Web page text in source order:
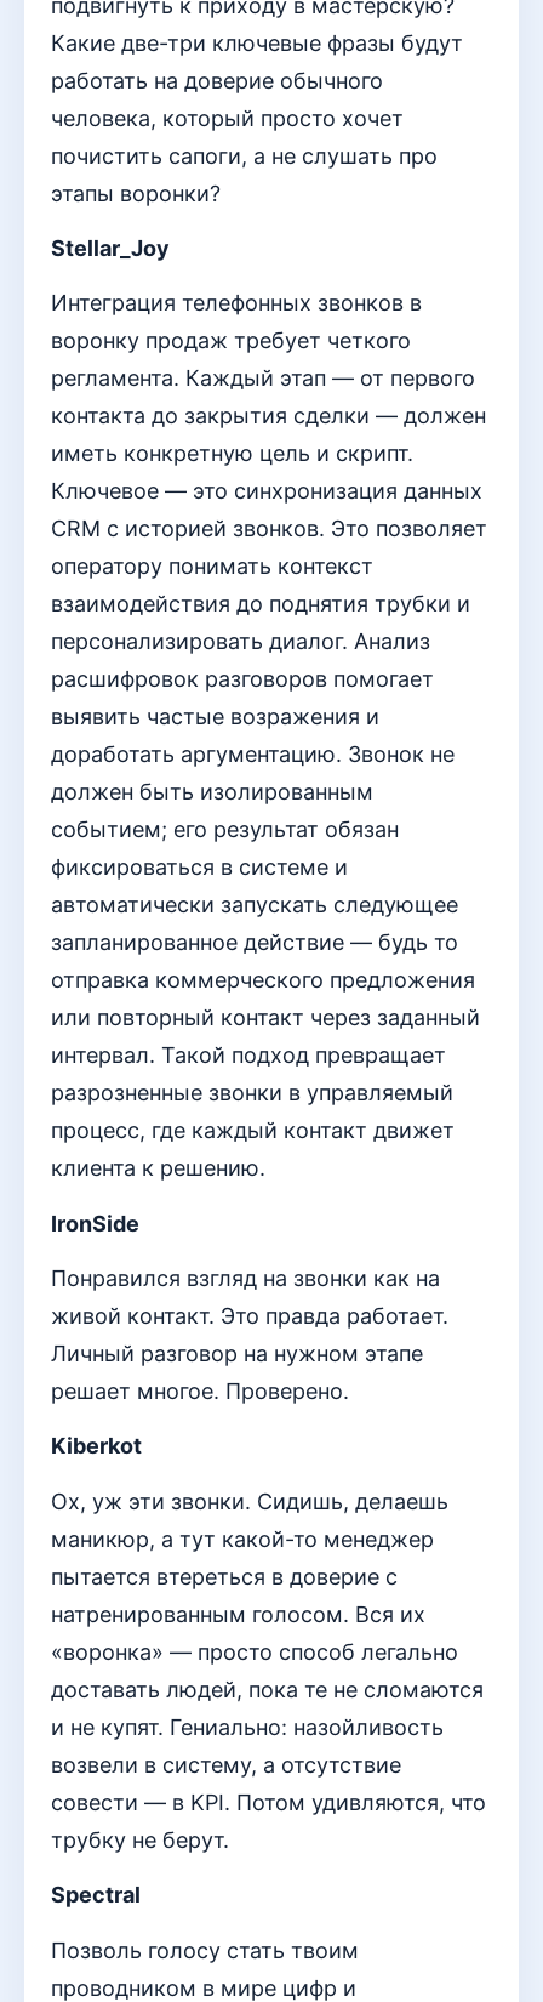
Какие две-три ключевые фразы будут
работать на доверие обычного
человека, который просто хочет
почистить сапоги, а не слушать про
этапы воронки?
Stellar_Joy
Интеграция телефонных звонков в
воронку продаж требует четкого
регламента. Каждый этап — от первого
контакта до закрытия сделки — должен
иметь конкретную цель и скрипт.
Ключевое — это синхронизация данных
CRM с историей звонков. Это позволяет
оператору понимать контекст
взаимодействия до поднятия трубки и
персонализировать диалог. Анализ
расшифровок разговоров помогает
выявить частые возражения и
доработать аргументацию. Звонок не
должен быть изолированным
событием; его результат обязан
фиксироваться в системе и
автоматически запускать следующее
запланированное действие — будь то
отправка коммерческого предложения
или повторный контакт через заданный
интервал. Такой подход превращает
разрозненные звонки в управляемый
процесс, где каждый контакт движет
клиента к решению.
IronSide
Понравился взгляд на звонки как на
живой контакт. Это правда работает.
Личный разговор на нужном этапе
решает многое. Проверено.
Kiberkot
Ох, уж эти звонки. Сидишь, делаешь
маникюр, а тут какой-то менеджер
пытается втереться в доверие с
натренированным голосом. Вся их
«воронка» — просто способ легально
доставать людей, пока те не сломаются
и не купят. Гениально: назойливость
возвели в систему, а отсутствие
совести — в KPI. Потом удивляются, что
трубку не берут.
Spectral
Позволь голосу стать твоим
проводником в мире цифр и